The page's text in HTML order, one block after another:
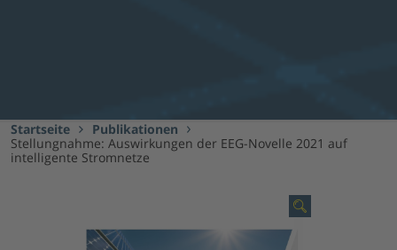
Startseite
Publikationen
Stellungnahme: Auswirkungen der EEG-Novelle 2021 auf
intelligente Stromnetze